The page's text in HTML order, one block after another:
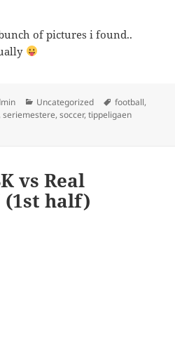
of pictures i found..
Categories
Uncategorized Tags
football,
,seriemestere,soccer,tippeligaen
vs Real
(1st half)